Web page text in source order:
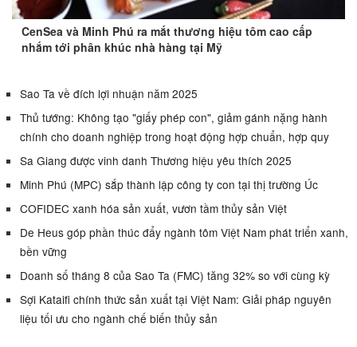
CenSea và Minh Phú ra mắt thương hiệu tôm cao cấp
nhắm tới phân khúc nhà hàng tại Mỹ
Sao Ta về đích lợi nhuận năm 2025
Thủ tướng: Không tạo "giấy phép con", giảm gánh nặng hành
chính cho doanh nghiệp trong hoạt động hợp chuẩn, hợp quy
Sa Giang được vinh danh Thương hiệu yêu thích 2025
Minh Phú (MPC) sắp thành lập công ty con tại thị trường Úc
COFIDEC xanh hóa sản xuất, vươn tầm thủy sản Việt
De Heus góp phần thúc đẩy ngành tôm Việt Nam phát triển xanh,
bền vững
Doanh số tháng 8 của Sao Ta (FMC) tăng 32% so với cùng kỳ
Sợi Kataifi chính thức sản xuất tại Việt Nam: Giải pháp nguyên
liệu tối ưu cho ngành chế biến thủy sản